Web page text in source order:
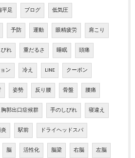
平足 ブログ 低気圧
予防 運動 眼精疲労 肩こり
びれ 重だるさ 睡眠 頭痛
ン 冷え LINE クーポン
姿勢 反り腰 骨盤 腰痛
胸郭出口症候群 手のしびれ 寝違え
駅前 ドライヘッドスパ
脳 活性化 脳梁 右脳 左脳